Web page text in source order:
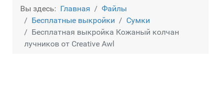
Вы здесь: Главная
Файлы
Бесплатные выкройки
Сумки
Бесплатная выкройка Кожаный колчан
лучников от Creative Awl